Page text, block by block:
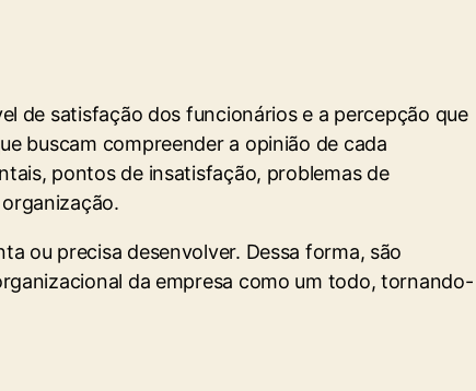
de satisfação dos funcionários e a percepção que
buscam compreender a opinião de cada
pontos de insatisfação, problemas de
ou precisa desenvolver. Dessa forma, são
da empresa como um todo, tornando-